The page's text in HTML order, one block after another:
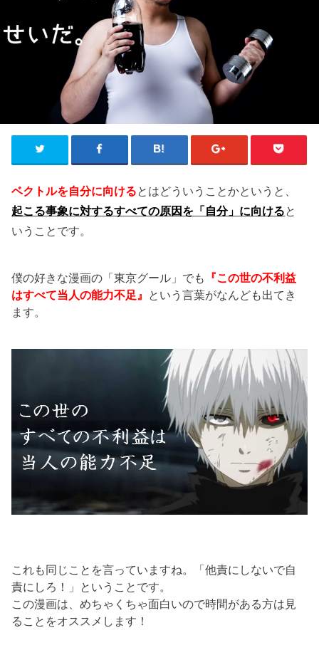
ベクトルを自分に向けるとはどういうことかというと、
起こる事象に対するすべての原因を「自分」に向けると
いうことです。
僕の好きな漫画の「東京グール」でも
『この世の不利益
はすべて当人の能力不足』 という言葉がなんども出てき
ます。
これも同じことを言っていますね。「他責にしないで自
責にしろ！」ということです。
この漫画は、めちゃくちゃ面白いので時間がある方は見
ることをオススメします！